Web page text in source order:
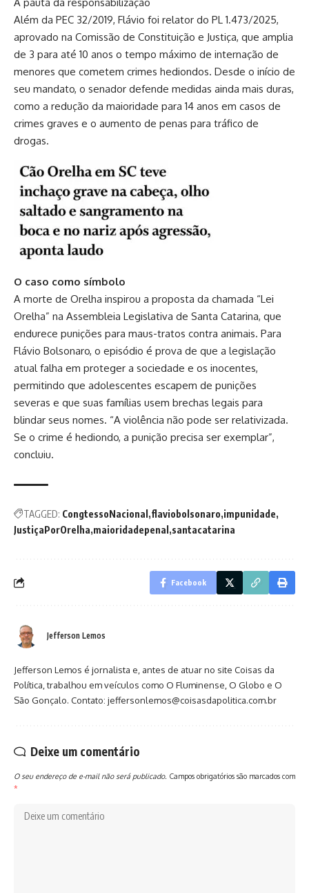
Além da PEC 32/2019, Flávio foi relator do PL 1.473/2025,
aprovado na Comissão de Constituição e Justiça, que amplia
de 3 para até 10 anos o tempo máximo de internação de
menores que cometem crimes hediondos. Desde o início de
seu mandato, o senador defende medidas ainda mais duras,
como a redução da maioridade para 14 anos em casos de
crimes graves e o aumento de penas para tráfico de
drogas.
O caso como símbolo
A morte de Orelha inspirou a proposta da chamada “Lei
Orelha” na Assembleia Legislativa de Santa Catarina, que
endurece punições para maus-tratos contra animais. Para
Flávio Bolsonaro, o episódio é prova de que a legislação
atual falha em proteger a sociedade e os inocentes,
permitindo que adolescentes escapem de punições
severas e que suas famílias usem brechas legais para
blindar seus nomes. “A violência não pode ser relativizada.
Se o crime é hediondo, a punição precisa ser exemplar”,
concluiu.
TAGGED: CongtessoNacional flaviobolsonaro impunidade
JustiçaPorOrelha maioridadepenal santacatarina
Facebook
Jefferson Lemos
Jefferson Lemos é jornalista e, antes de atuar no site Coisas da
Política, trabalhou em veículos como O Fluminense, O Globo e O
São Gonçalo. Contato: jeffersonlemos@coisasdapolitica.com.br
Deixe um comentário
O seu endereço de e-mail não será publicado. Campos obrigatórios são marcados com
*